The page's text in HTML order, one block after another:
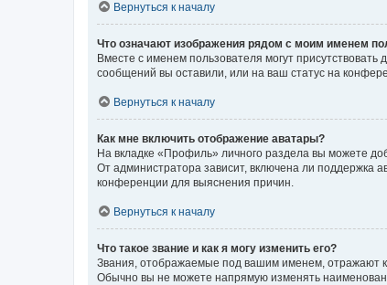
Вернуться к началу
Что означают изображения рядом с моим именем
Вместе с именем пользователя могут
сообщений вы оставили, или на ваш статус на
Вернуться к началу
Как мне включить отображение аватары?
На вкладке «Профиль» личного раздела вы можете
От администратора зависит, включена ли поддержка
конференции для выяснения причин.
Вернуться к началу
Что такое звание и как я могу изменить его?
Звания, отображаемые под вашим именем, отражают
Обычно вы не можете напрямую изменять